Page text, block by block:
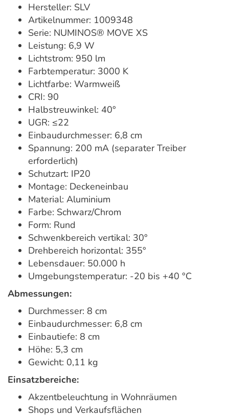
Hersteller: SLV
Artikelnummer: 1009348
Serie: NUMINOS® MOVE XS
Leistung: 6,9 W
Lichtstrom: 950 lm
Farbtemperatur: 3000 K
Lichtfarbe: Warmweiß
CRI: 90
Halbstreuwinkel: 40°
UGR: ≤22
Einbaudurchmesser: 6,8 cm
Spannung: 200 mA (separater Treiber
erforderlich)
Schutzart: IP20
Montage: Deckeneinbau
Material: Aluminium
Farbe: Schwarz/Chrom
Form: Rund
Schwenkbereich vertikal: 30°
Drehbereich horizontal: 355°
Lebensdauer: 50.000 h
Umgebungstemperatur: -20 bis +40 °C
Abmessungen:
Durchmesser: 8 cm
Einbaudurchmesser: 6,8 cm
Einbautiefe: 8 cm
Höhe: 5,3 cm
Gewicht: 0,11 kg
Einsatzbereiche:
Akzentbeleuchtung in Wohnräumen
Shops und Verkaufsflächen